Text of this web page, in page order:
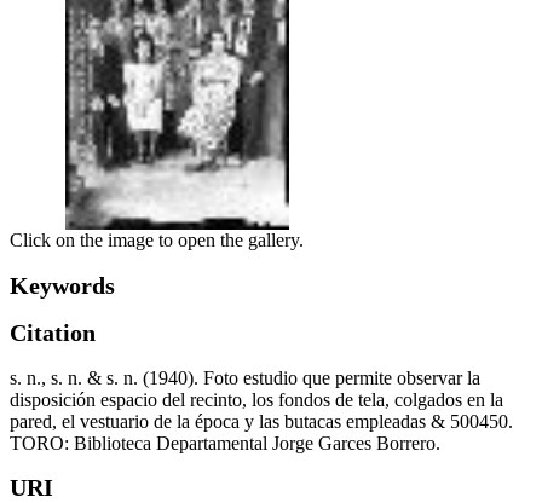
Click on the image to open the gallery.
Keywords
Citation
s. n., s. n. & s. n. (1940). Foto estudio que permite observar la
disposición espacio del recinto, los fondos de tela, colgados en la
pared, el vestuario de la época y las butacas empleadas & 500450.
TORO: Biblioteca Departamental Jorge Garces Borrero.
URI